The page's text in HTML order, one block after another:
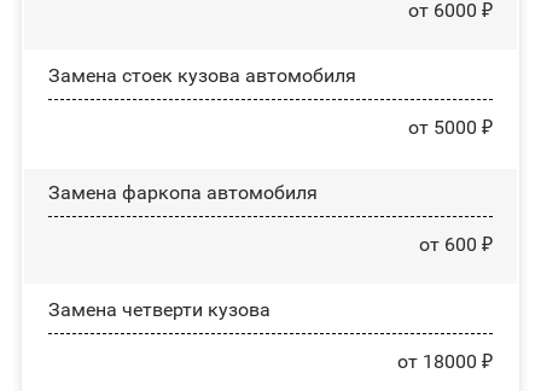
от 6000 ₽
Замена стоек кузова автомобиля
от 5000 ₽
Замена фаркопа автомобиля
от 600 ₽
Замена четверти кузова
от 18000 ₽